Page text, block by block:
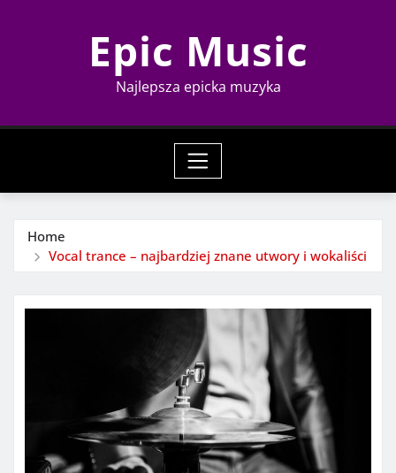
Epic Music
Najlepsza epicka muzyka
Home
Vocal trance – najbardziej znane utwory i wokaliści